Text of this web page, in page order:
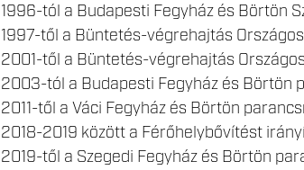
1996-tól a Budapesti Fegyház és Börtön
1997-től a Büntetés-végrehajtás
2001-től a Büntetés-végrehajtás
2003-tól a Budapesti Fegyház és Börtön
2011-től a Váci Fegyház és Börtön
2018-2019 között a Férőhelybővítést
2019-től a Szegedi Fegyház és Börtön